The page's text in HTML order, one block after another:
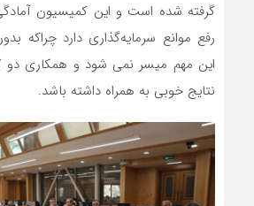
گرفته شده است و این کمیسیون
رفع موانع سرمایه‌گذاری دارد چراکه
این مهم میسر نمی شود و همکاری دو
نتایج خوبی به همراه داشته باشد.